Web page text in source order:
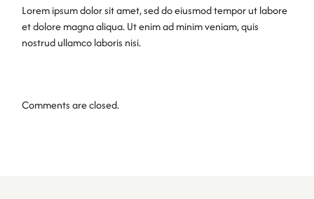
Lorem ipsum dolor sit amet, sed do eiusmod tempor ut labore
et dolore magna aliqua. Ut enim ad minim veniam, quis
nostrud ullamco laboris nisi.
Comments are closed.